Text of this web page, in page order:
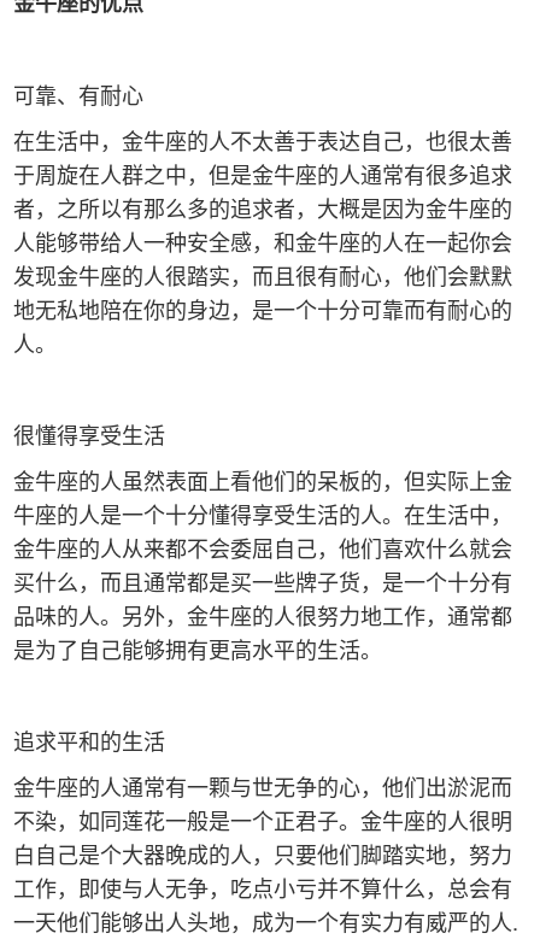
可靠、有耐心
在生活中，金牛座的人不太善于表达自己，也很太善
于周旋在人群之中，但是金牛座的人通常有很多追求
者，之所以有那么多的追求者，大概是因为金牛座的
人能够带给人一种安全感，和金牛座的人在一起你会
发现金牛座的人很踏实，而且很有耐心，他们会默默
地无私地陪在你的身边，是一个十分可靠而有耐心的
人。
很懂得享受生活
金牛座的人虽然表面上看他们的呆板的，但实际上金
牛座的人是一个十分懂得享受生活的人。在生活中，
金牛座的人从来都不会委屈自己，他们喜欢什么就会
买什么，而且通常都是买一些牌子货，是一个十分有
品味的人。另外，金牛座的人很努力地工作，通常都
是为了自己能够拥有更高水平的生活。
追求平和的生活
金牛座的人通常有一颗与世无争的心，他们出淤泥而
不染，如同莲花一般是一个正君子。金牛座的人很明
白自己是个大器晚成的人，只要他们脚踏实地，努力
工作，即使与人无争，吃点小亏并不算什么，总会有
一天他们能够出人头地，成为一个有实力有威严的人.